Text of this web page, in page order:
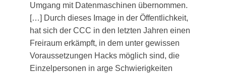
Umgang mit Datenmaschinen übernommen.
[…] Durch dieses Image in der Öffentlichkeit,
hat sich der CCC in den letzten Jahren einen
Freiraum erkämpft, in dem unter gewissen
Voraussetzungen Hacks möglich sind, die
Einzelpersonen in arge Schwierigkeiten